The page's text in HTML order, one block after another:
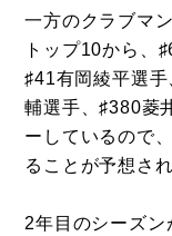
一方のクラブマ
トップ10から、
♯41有岡綾平選
輔選手、♯380菱
ーしているので
ることが予想され
2年目のシーズン